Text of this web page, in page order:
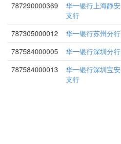
787290000369
华一银行上海静安
支行
787305000012 华一银行苏州分行
787584000005
华一银行深圳分行
787584000013
华一银行深圳宝安
支行